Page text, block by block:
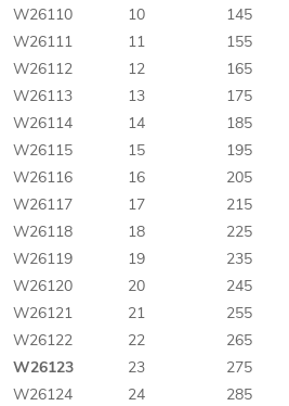
W26110 10 145
W26111
11 155
W26112
12 165
W26113
13 175
W26114
14 185
W26115
15 195
W26116
16 205
W26117
17 215
W26118
18 225
W26119
19 235
W26120
20 245
W26121
21 255
W26122
22 265
W26123
23 275
W26124
24 285